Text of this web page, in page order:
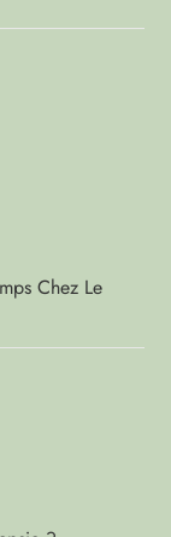
Chez Le